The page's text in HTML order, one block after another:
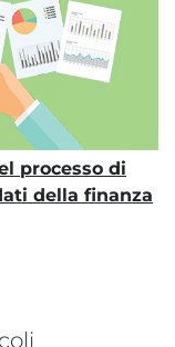
processo di
della finanza